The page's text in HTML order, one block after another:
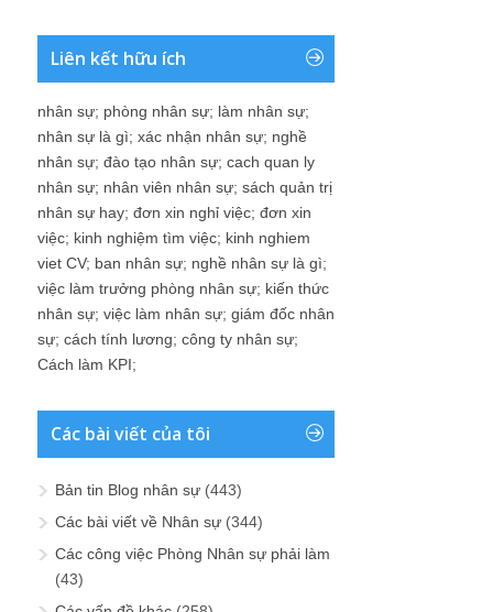
Liên kết hữu ích
nhân sự; phòng nhân sự; làm nhân sự;
nhân sự là gì; xác nhận nhân sự; nghề
nhân sự; đào tạo nhân sự; cach quan ly
nhân sự; nhân viên nhân sự; sách quản trị
nhân sự hay; đơn xin nghỉ việc; đơn xin
việc; kinh nghiệm tìm việc; kinh nghiem
viet CV; ban nhân sự; nghề nhân sự là gì;
việc làm trưởng phòng nhân sự; kiến thức
nhân sự; việc làm nhân sự; giám đốc nhân
sự; cách tính lương; công ty nhân sự;
Cách làm KPI;
Các bài viết của tôi
Bản tin Blog nhân sự (443)
Các bài viết về Nhân sự (344)
Các công việc Phòng Nhân sự phải làm
(43)